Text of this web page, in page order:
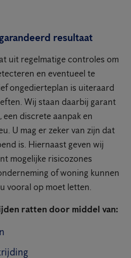
resultaat
uit regelmatige controles om
en eventueel te
ongedierteplan is uiteraard
Wij staan daarbij garant
discrete aanpak en
U mag er zeker van zijn dat
is. Hiernaast geven wij
mogelijke risicozones
of woning kunnen
vooral op moet letten.
ratten door middel van: